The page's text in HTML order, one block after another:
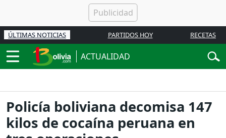
ÚLTIMAS NOTICIAS PARTIDOS HOY RECETAS
ACTUALIDAD
Policía boliviana decomisa 147
kilos de cocaína peruana en